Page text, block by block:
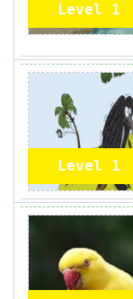
Level 1
Level 1